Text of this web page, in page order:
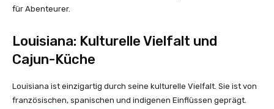
für Abenteurer.
Louisiana: Kulturelle Vielfalt und
Cajun-Küche
Louisiana ist einzigartig durch seine kulturelle Vielfalt. Sie ist von
französischen, spanischen und indigenen Einflüssen geprägt.